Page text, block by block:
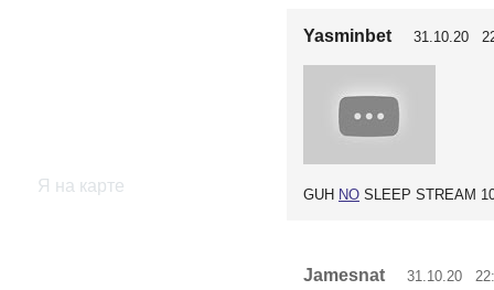
Я на карте
Yasminbet 31.10.20
GUH NO SLEEP STREAM
Jamesnat 31.10.20